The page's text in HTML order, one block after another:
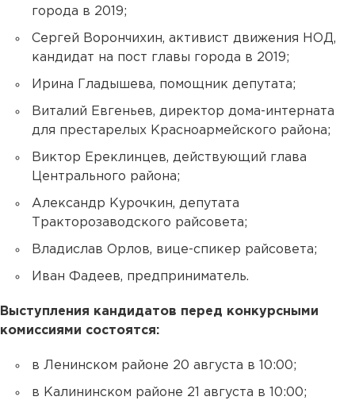
города в 2019;
Сергей Ворончихин, активист движения НОД,
кандидат на пост главы города в 2019;
Ирина Гладышева, помощник депутата;
Виталий Евгеньев, директор дома-интерната
для престарелых Красноармейского района;
Виктор Ереклинцев, действующий глава
Центрального района;
Александр Курочкин, депутата
Тракторозаводского райсовета;
Владислав Орлов, вице-спикер райсовета;
Иван Фадеев, предприниматель.
Выступления кандидатов перед конкурсными
комиссиями состоятся:
в Ленинском районе 20 августа в 10:00;
в Калининском районе 21 августа в 10:00;